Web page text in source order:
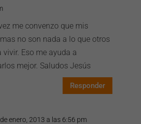
me convenzo que mis
no son nada a lo que otros
vivir. Eso me ayuda a
mejor. Saludos Jesús
Responder
enero, 2013 a las 6:56 pm